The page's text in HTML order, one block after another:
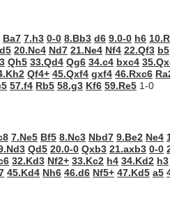
Ba7 7.h3 0-0 8.Bb3 d6 9.0-0 h6
20.Nc4 Nd7 21.Ne4 Nf4 22.Qf3 b5
Qh5 33.Qd4 Qg6 34.c4 bxc4
Qf4+ 45.Qxf4 gxf4 46.Rxc6
57.f4 Rb5 58.g3 Kf6 59.Re5 1-0
7.Ne5 Bf5 8.Nc3 Nbd7 9.Be2 Ne4
Qd5 20.0-0 Qxb3 21.axb3 0-0
32.Kd3 Nf2+ 33.Kc2 h4 34.Kd2 h3
45.Kd4 Nh6 46.d6 Nf5+ 47.Kd5 a5